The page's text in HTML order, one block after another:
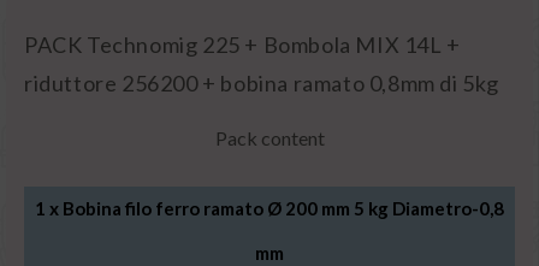
PACK Technomig 225 + Bombola MIX 14L +
riduttore 256200 + bobina ramato 0,8mm di 5kg
Pack content
1 x Bobina filo ferro ramato Ø 200 mm 5 kg Diametro-0,8
mm